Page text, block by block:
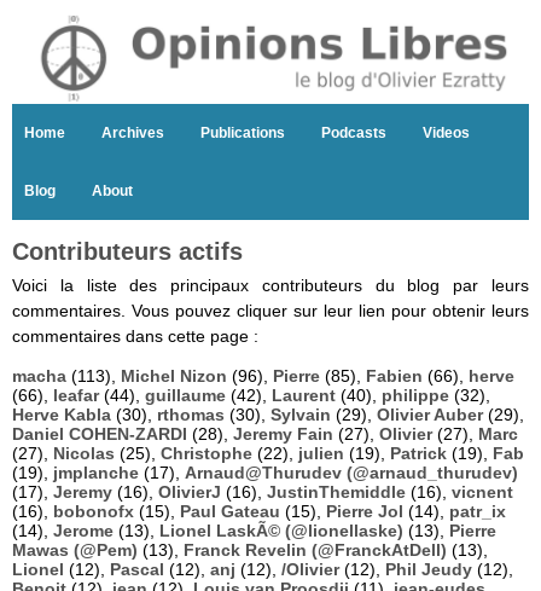
Home Archives Publications Podcasts Videos
Blog About
Contributeurs actifs
Voici la liste des principaux contributeurs du blog par leurs
commentaires. Vous pouvez cliquer sur leur lien pour obtenir leurs
commentaires dans cette page :
macha (113), Michel Nizon (96), Pierre (85), Fabien (66), herve
(66), leafar(44), guillaume (42), Laurent (40), philippe (32),
Herve Kabla (30), rthomas (30), Sylvain (29), Olivier Auber(29),
Daniel COHEN-ZARDI (28), Jeremy Fain (27), Olivier(27), Marc
(27), Nicolas (25), Christophe (22), julien (19), Patrick (19), Fab
(19), jmplanche (17), Arnaud@Thurudev (@arnaud_thurudev)
(17), Jeremy (16), OlivierJ (16), JustinThemiddle (16), vicnent
(16), bobonofx (15), Paul Gateau (15), Pierre Jol (14), patr_ix
(14), Jerome (13), Lionel LaskÃ© (@lionellaske) (13), Pierre
Mawas (@Pem) (13), Franck Revelin (@FranckAtDell) (13),
Lionel (12), Pascal (12), anj (12), /Olivier(12), Phil Jeudy (12),